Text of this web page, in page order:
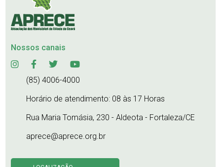
Nossos canais
(85) 4006-4000
Horário de atendimento: 08 às 17 Horas
Rua Maria Tomásia, 230 - Aldeota - Fortaleza/CE
aprece@aprece.org.br